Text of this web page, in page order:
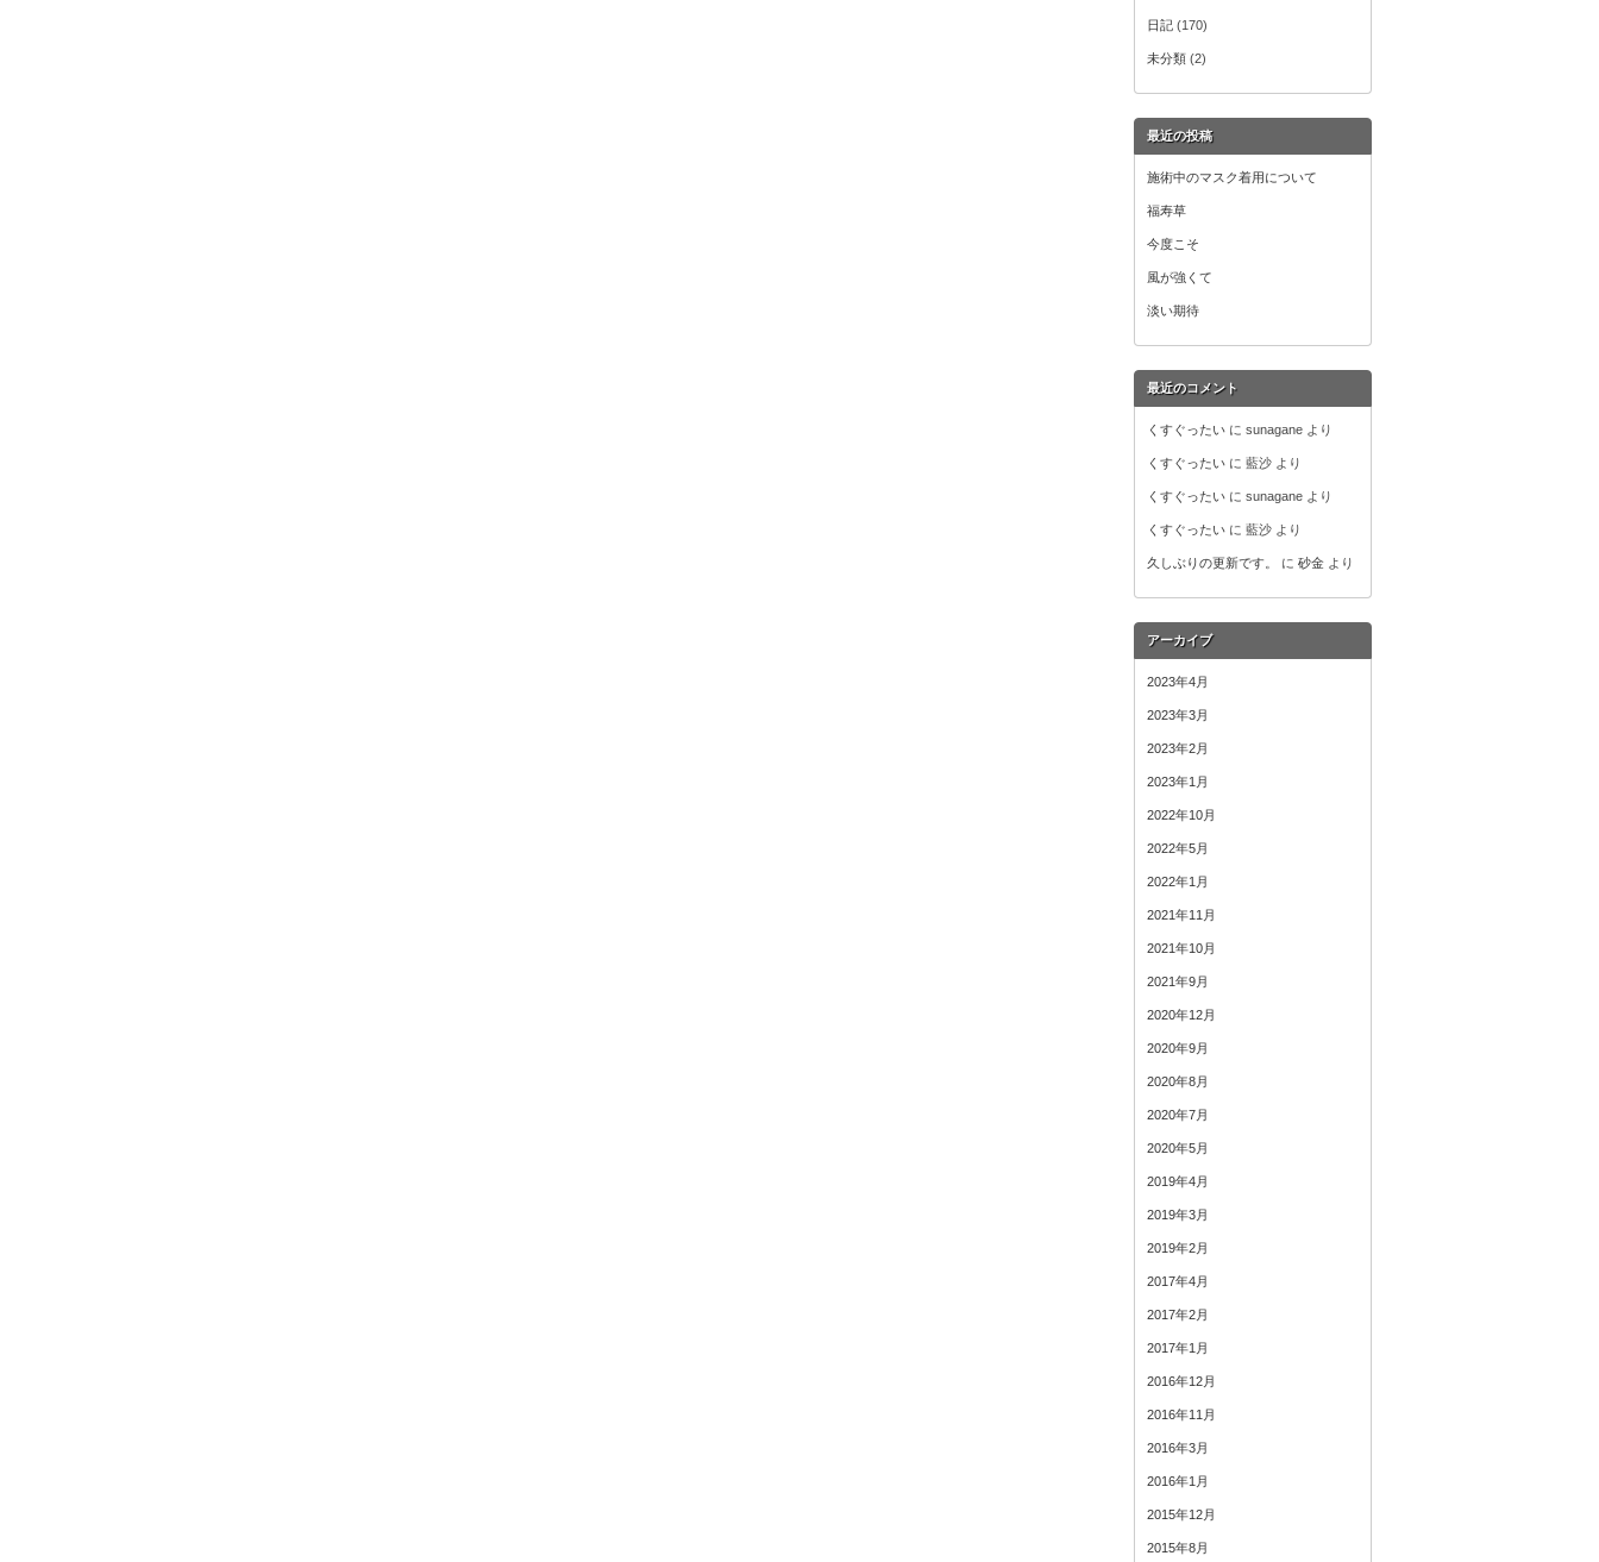
日記 (170)
未分類 (2)
最近の投稿
施術中のマスク着用について
福寿草
今度こそ
風が強くて
淡い期待
最近のコメント
くすぐったい に sunagane より
くすぐったい に 藍沙 より
くすぐったい に sunagane より
くすぐったい に 藍沙 より
久しぶりの更新です。 に 砂金 より
アーカイブ
2023年4月
2023年3月
2023年2月
2023年1月
2022年10月
2022年5月
2022年1月
2021年11月
2021年10月
2021年9月
2020年12月
2020年9月
2020年8月
2020年7月
2020年5月
2019年4月
2019年3月
2019年2月
2017年4月
2017年2月
2017年1月
2016年12月
2016年11月
2016年3月
2016年1月
2015年12月
2015年8月